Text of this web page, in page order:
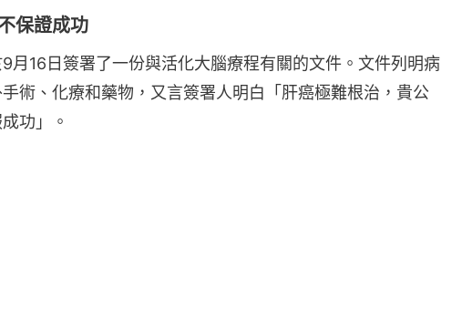
保證成功
月16日簽署了一份與活化大腦療程有關的文件。文件列明病
術、化療和藥物，又言簽署人明白「肝癌極難根治，貴公
功」。